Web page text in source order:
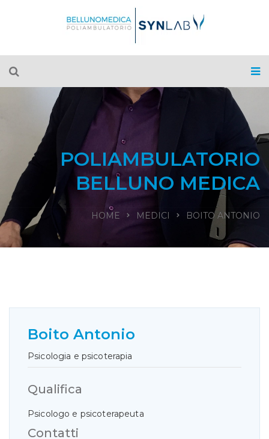
POLIAMBULATORIO
BELLUNO MEDICA
HOME MEDICI BOITO ANTONIO
Boito Antonio
Psicologia e psicoterapia
Qualifica
Psicologo e psicoterapeuta
Contatti